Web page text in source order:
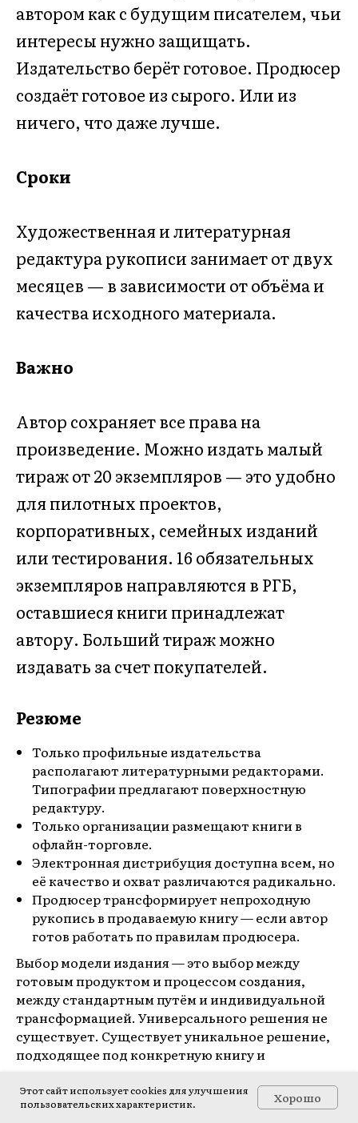
автором как с будущим писателем, чьи
интересы нужно защищать.
Издательство берёт готовое. Продюсер
создаёт готовое из сырого. Или из
ничего, что даже лучше.
Сроки
Художественная и литературная
редактура рукописи занимает от двух
месяцев — в зависимости от объёма и
качества исходного материала.
Важно
Автор сохраняет все права на
произведение. Можно издать малый
тираж от 20 экземпляров — это удобно
для пилотных проектов,
корпоративных, семейных изданий
или тестирования. 16 обязательных
экземпляров направляются в РГБ,
оставшиеся книги принадлежат
автору. Больший тираж можно
издавать за счет покупателей.
Резюме
Только профильные издательства
располагают литературными редакторами.
Типографии предлагают поверхностную
редактуру.
Только организации размещают книги в
офлайн-торговле.
Электронная дистрибуция доступна всем, но
её качество и охват различаются радикально.
Продюсер трансформирует непроходную
рукопись в продаваемую книгу — если автор
готов работать по правилам продюсера.
Выбор модели издания — это выбор между
готовым продуктом и процессом создания,
между стандартным путём и индивидуальной
трансформацией. Универсального решения не
существует. Существует уникальное решение,
подходящее под конкретную книгу и
Этот сайт использует cookies для улучшения
пользовательских характеристик.
Хорошо